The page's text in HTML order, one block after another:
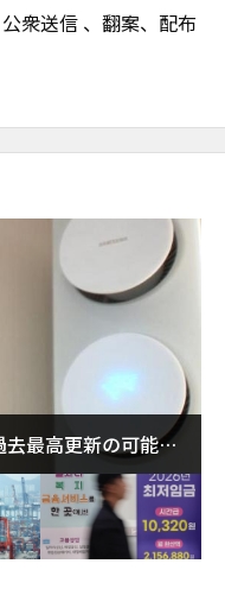
衆送信 、翻案、配布
最高更新の可能性